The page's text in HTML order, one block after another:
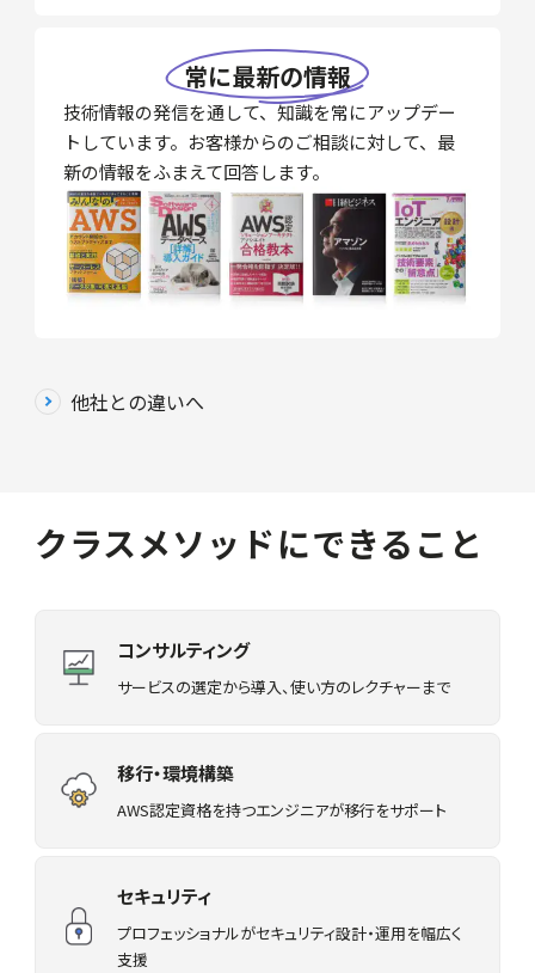
常に最新の情報
技術情報の発信を通して、知識を常にアップデー
トしています。お客様からのご相談に対して、最
新の情報をふまえて回答します。
他社との違いへ
クラスメソッドにできること
コンサルティング
サービスの選定から導入、使い方のレクチャーまで
移行・環境構築
AWS認定資格を持つエンジニアが移行をサポート
セキュリティ
プロフェッショナルがセキュリティ設計・運用を幅広く
支援